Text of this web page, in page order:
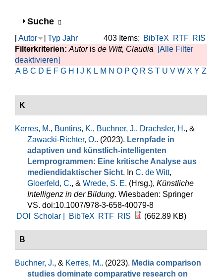
Anzeigen
Suche
403 Items: BibTeX RTF RIS
[Autor ] Typ Jahr
Filterkriterien: Autoris de Witt, Claudia
[Alle Filter
deaktivieren]
A B C D E F G H J K L M N O P Q R S T U V W X Y Z
K
Kerres, M., Buntins, K., Buchner, J., Drachsler, H., &
Zawacki-Richter, O.. (2023). Lernpfade in
adaptiven und künstlich-intelligenten
Lernprogrammen: Eine kritische Analyse aus
mediendidaktischer Sicht. In C. de Witt,
Gloerfeld, C., & Wrede, S. E. (Hrsg.), Künstliche
Intelligenz in der Bildung. Wiesbaden: Springer
VS. doi:10.1007/978-3-658-40079-8
DOI
Scholar | BibTeX RTF RIS (662.89 KB)
B
Buchner, J., & Kerres, M.. (2023). Media comparison
studies dominate comparative research on